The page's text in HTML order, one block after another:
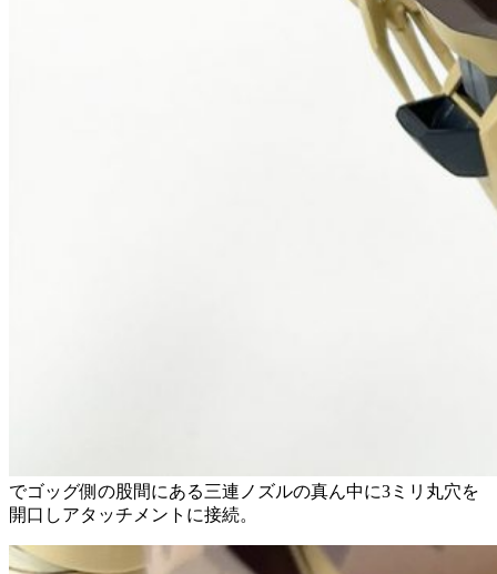
でゴッグ側の股間にある三連ノズルの真ん中に3ミリ丸穴を
開口しアタッチメントに接続。